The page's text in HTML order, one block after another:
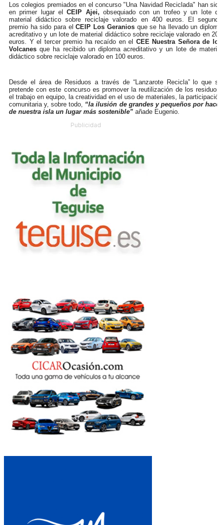
Los colegios premiados en el concurso "Una Navidad Reciclada" han
en primer lugar elCEIP Ajei, obsequiado con un trofeo y un lote
material didáctico sobre reciclaje valorado en 400 euros. El
premio ha sido para elCEIP Los Geraniosque se ha llevado un
acreditativo y un lote de material didáctico sobre reciclaje valorado en
euros. Y el tercer premio ha recaído en el CEE Nuestra Señora de
Volcanesque ha recibido un diploma acreditativo y un lote de
didáctico sobre reciclaje valorado en 100 euros.
Desde el área de Residuos a través de “Lanzarote Recicla” lo que
pretende con este concurso es promover la reutilización de los
el trabajo en equipo, la creatividad en el uso de materiales, la
comunitaria y, sobre todo, “la ilusión de grandes y pequeños por
de nuestra isla un lugar más sostenible” añade Eugenio.
Publicidad